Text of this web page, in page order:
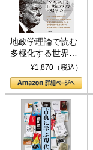
地政学理論で読む
多極化する世界：
トランプとBRICS
の挑戦
¥1,870（税込）